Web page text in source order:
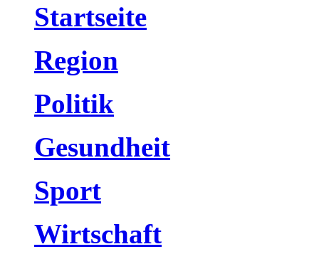
Startseite
Region
Politik
Gesundheit
Sport
Wirtschaft